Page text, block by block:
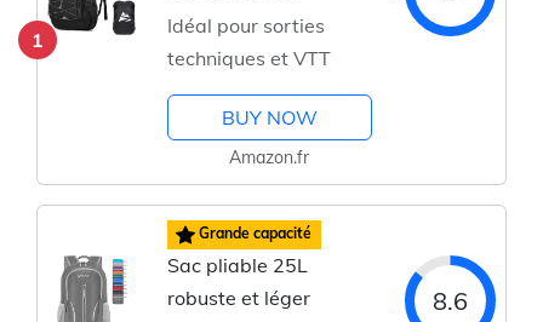
1
Idéal pour sorties
techniques et VTT
BUY NOW
Amazon.fr
Grande capacité
Sac pliable 25L
robuste et léger
8.6